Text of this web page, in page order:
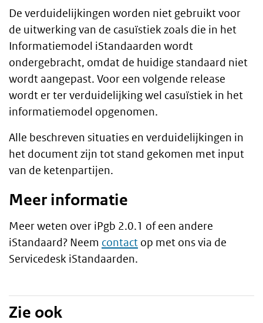
De verduidelijkingen worden niet gebruikt voor
de uitwerking van de casuïstiek zoals die in het
Informatiemodel iStandaarden wordt
ondergebracht, omdat de huidige standaard niet
wordt aangepast. Voor een volgende release
wordt er ter verduidelijking wel casuïstiek in het
informatiemodel opgenomen.
Alle beschreven situaties en verduidelijkingen in
het document zijn tot stand gekomen met input
van de ketenpartijen.
Meer informatie
Meer weten over iPgb 2.0.1 of een andere
iStandaard? Neem contact op met ons via de
Servicedesk iStandaarden.
Zie ook